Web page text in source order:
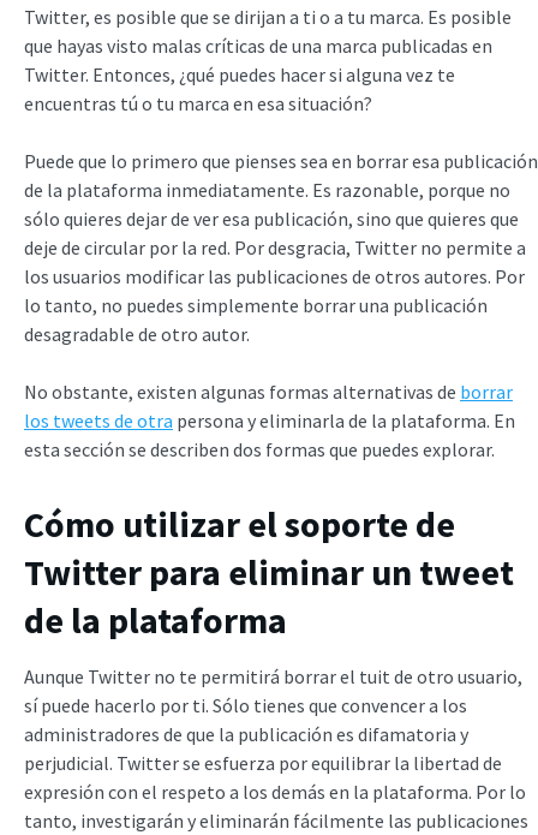
Twitter, es posible que se dirijan a ti o a tu marca. Es posible
que hayas visto malas críticas de una marca publicadas en
Twitter. Entonces, ¿qué puedes hacer si alguna vez te
encuentras tú o tu marca en esa situación?
Puede que lo primero que pienses sea en borrar esa publicación
de la plataforma inmediatamente. Es razonable, porque no
sólo quieres dejar de ver esa publicación, sino que quieres que
deje de circular por la red. Por desgracia, Twitter no permite a
los usuarios modificar las publicaciones de otros autores. Por
lo tanto, no puedes simplemente borrar una publicación
desagradable de otro autor.
No obstante, existen algunas formas alternativas de borrar
los tweets de otra persona y eliminarla de la plataforma. En
esta sección se describen dos formas que puedes explorar.
Cómo utilizar el soporte de
Twitter para eliminar un tweet
de la plataforma
Aunque Twitter no te permitirá borrar el tuit de otro usuario,
sí puede hacerlo por ti. Sólo tienes que convencer a los
administradores de que la publicación es difamatoria y
perjudicial. Twitter se esfuerza por equilibrar la libertad de
expresión con el respeto a los demás en la plataforma. Por lo
tanto, investigarán y eliminarán fácilmente las publicaciones